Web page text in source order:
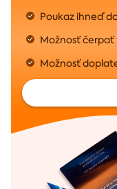
Poukaz ihneď
Možnosť čerpať
Možnosť